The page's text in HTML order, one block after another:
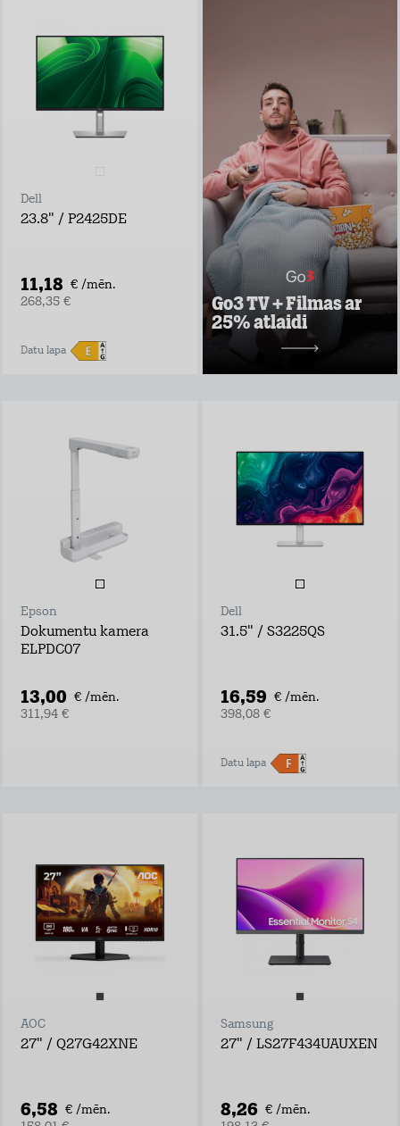
Dell
23.8" / P2425DE
11,18 € /mēn.
268,35 €
Datu lapa
Go3 TV + Filmas ar
25% atlaidi
Negaidi pārraides
televīzijā, izrādes
laiks var sākties
tūlīt ar Go3 TV!
Go3 piedāvājumā:
Ekskluzīvs Go3
oriģinālsaturs
Latvijas saturs,
ārvalstu filmas un
seriāli visai
ģimenei
Vairāk nekā 30
vietējie un ārvalstu
TV kanāli
Uzzināt vairāk
10,49 €/mēn.
Epson
Dokumentu kamera
ELPDC07
13,00 € /mēn.
311,94 €
Dell
31.5" / S3225QS
16,59 € /mēn.
398,08 €
Datu lapa
AOC
27" / Q27G42XNE
6,58 € /mēn.
Samsung
27" / LS27F434UAUXEN
8,26 € /mēn.